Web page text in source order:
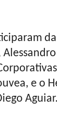
e o
Aguiar.